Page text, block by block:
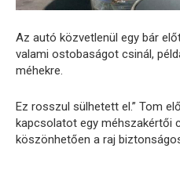
Az autó közvetlenül egy bár
valami ostobaságot csinál,
méhekre.
Ez rosszul sülhetett el.” Tom
kapcsolatot egy méhszakértői
köszönhetően a raj